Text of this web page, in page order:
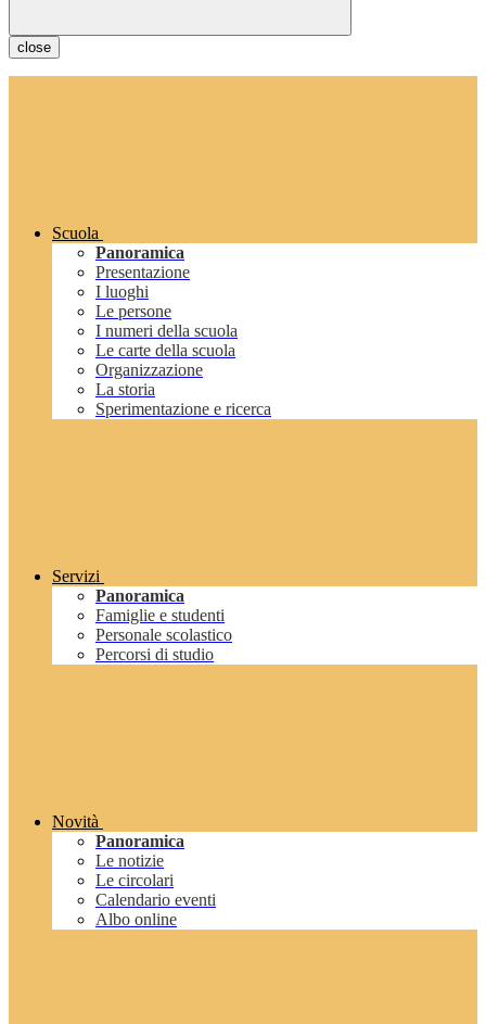
close
Scuola
Panoramica
Presentazione
I luoghi
Le persone
I numeri della scuola
Le carte della scuola
Organizzazione
La storia
Sperimentazione e ricerca
Servizi
Panoramica
Famiglie e studenti
Personale scolastico
Percorsi di studio
Novità
Panoramica
Le notizie
Le circolari
Calendario eventi
Albo online